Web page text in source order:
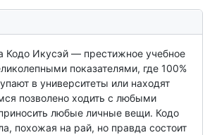
Кодо Икусэй — престижное учебное
показателями, где 100%
в университеты или находят
позволено ходить с любыми
любые личные вещи. Кодо
похожая на рай, но правда состоит